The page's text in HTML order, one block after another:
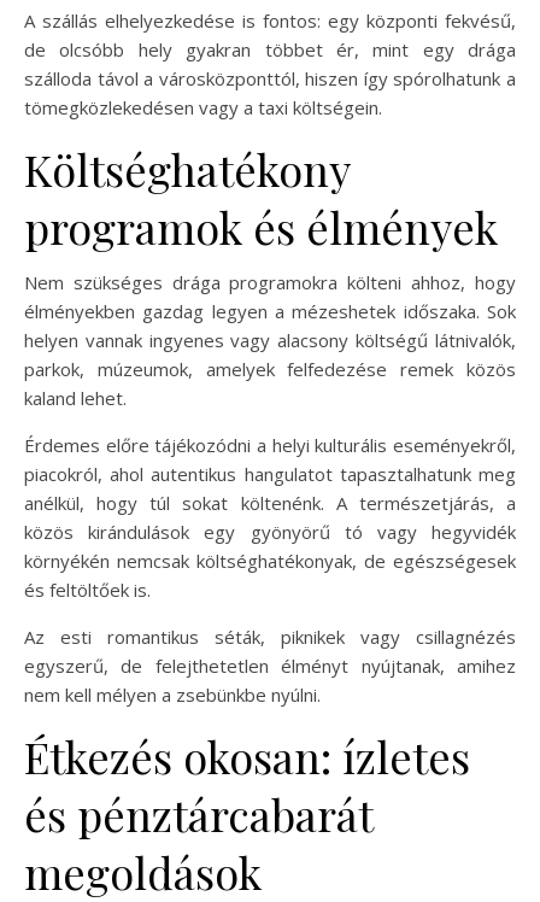
A szállás elhelyezkedése is fontos: egy központi fekvésű,
de olcsóbb hely gyakran többet ér, mint egy drága
szálloda távol a városközponttól, hiszen így spórolhatunk a
tömegközlekedésen vagy a taxi költségein.
Költséghatékony
programok és élmények
Nem szükséges drága programokra költeni ahhoz, hogy
élményekben gazdag legyen a mézeshetek időszaka. Sok
helyen vannak ingyenes vagy alacsony költségű látnivalók,
parkok, múzeumok, amelyek felfedezése remek közös
kaland lehet.
Érdemes előre tájékozódni a helyi kulturális eseményekről,
piacokról, ahol autentikus hangulatot tapasztalhatunk meg
anélkül, hogy túl sokat költenénk. A természetjárás, a
közös kirándulások egy gyönyörű tó vagy hegyvidék
környékén nemcsak költséghatékonyak, de egészségesek
és feltöltőek is.
Az esti romantikus séták, piknikek vagy csillagnézés
egyszerű, de felejthetetlen élményt nyújtanak, amihez
nem kell mélyen a zsebünkbe nyúlni.
Étkezés okosan: ízletes
és pénztárcabarát
megoldások